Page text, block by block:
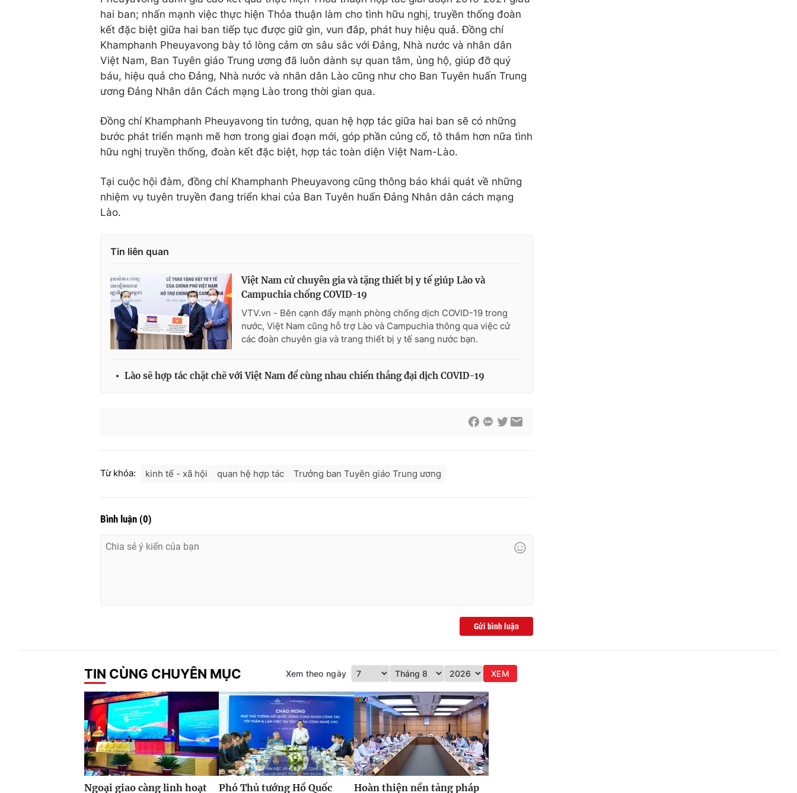
hai ban; nhấn mạnh việc thực hiện Thỏa thuận làm cho tình hữu nghị, truyền thống đoàn
kết đặc biệt giữa hai ban tiếp tục được giữ gìn, vun đắp, phát huy hiệu quả. Đồng chí
Khamphanh Pheuyavong bày tỏ lòng cảm ơn sâu sắc với Đảng, Nhà nước và nhân dân
Việt Nam, Ban Tuyên giáo Trung ương đã luôn dành sự quan tâm, ủng hộ, giúp đỡ quý
báu, hiệu quả cho Đảng, Nhà nước và nhân dân Lào cũng như cho Ban Tuyên huấn Trung
ương Đảng Nhân dân Cách mạng Lào trong thời gian qua.
Đồng chí Khamphanh Pheuyavong tin tưởng, quan hệ hợp tác giữa hai ban sẽ có những
bước phát triển mạnh mẽ hơn trong giai đoạn mới, góp phần củng cố, tô thắm hơn nữa tình
hữu nghị truyền thống, đoàn kết đặc biệt, hợp tác toàn diện Việt Nam-Lào.
Tại cuộc hội đàm, đồng chí Khamphanh Pheuyavong cũng thông báo khái quát về những
nhiệm vụ tuyên truyền đang triển khai của Ban Tuyên huấn Đảng Nhân dân cách mạng
Lào.
Tin liên quan
Việt Nam cử chuyên gia và tặng thiết bị y tế giúp Lào và
Campuchia chống COVID-19
VTV.vn - Bên cạnh đẩy mạnh phòng chống dịch COVID-19 trong
nước, Việt Nam cũng hỗ trợ Lào và Campuchia thông qua việc cử
các đoàn chuyên gia và trang thiết bị y tế sang nước bạn.
Lào sẽ hợp tác chặt chẽ với Việt Nam để cùng nhau chiến thắng đại dịch COVID-19
Từ khóa: kinh tế - xã hội quan hệ hợp tác Trưởng ban Tuyên giáo Trung ương
Bình luận (0)
Gửi bình luận
TIN CÙNG CHUYÊN MỤC Xem theo ngày XEM
Ngoại giao càng linh hoạt
Phó Thủ tướng Hồ Quốc
Hoàn thiện nền tảng pháp